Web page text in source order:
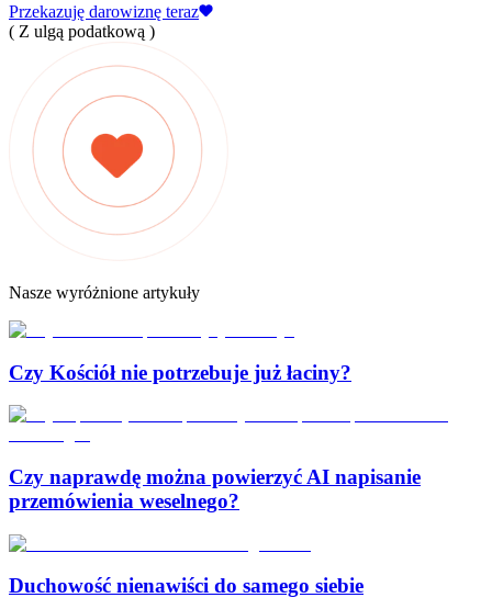
Przekazuję darowiznę teraz
( Z ulgą podatkową )
Nasze wyróżnione artykuły
Czy Kościół nie potrzebuje już łaciny?
Czy naprawdę można powierzyć AI napisanie
przemówienia weselnego?
Duchowość nienawiści do samego siebie